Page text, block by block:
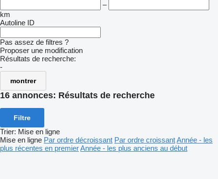
–
km
Autoline ID
Pas assez de filtres ?
Proposer une modification
Résultats de recherche:
-
montrer
16 annonces: Résultats de recherche
Filtre
Trier: Mise en ligne
Mise en ligne Par ordre décroissant Par ordre croissantAnnée - les
plus récentes en premierAnnée - les plus anciens au début